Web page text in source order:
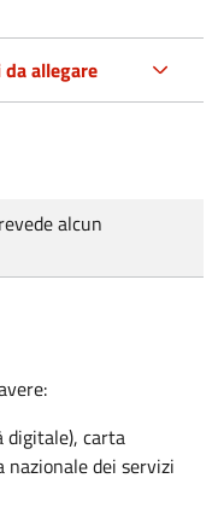
allegare
alcun
digitale), carta
nazionale dei servizi